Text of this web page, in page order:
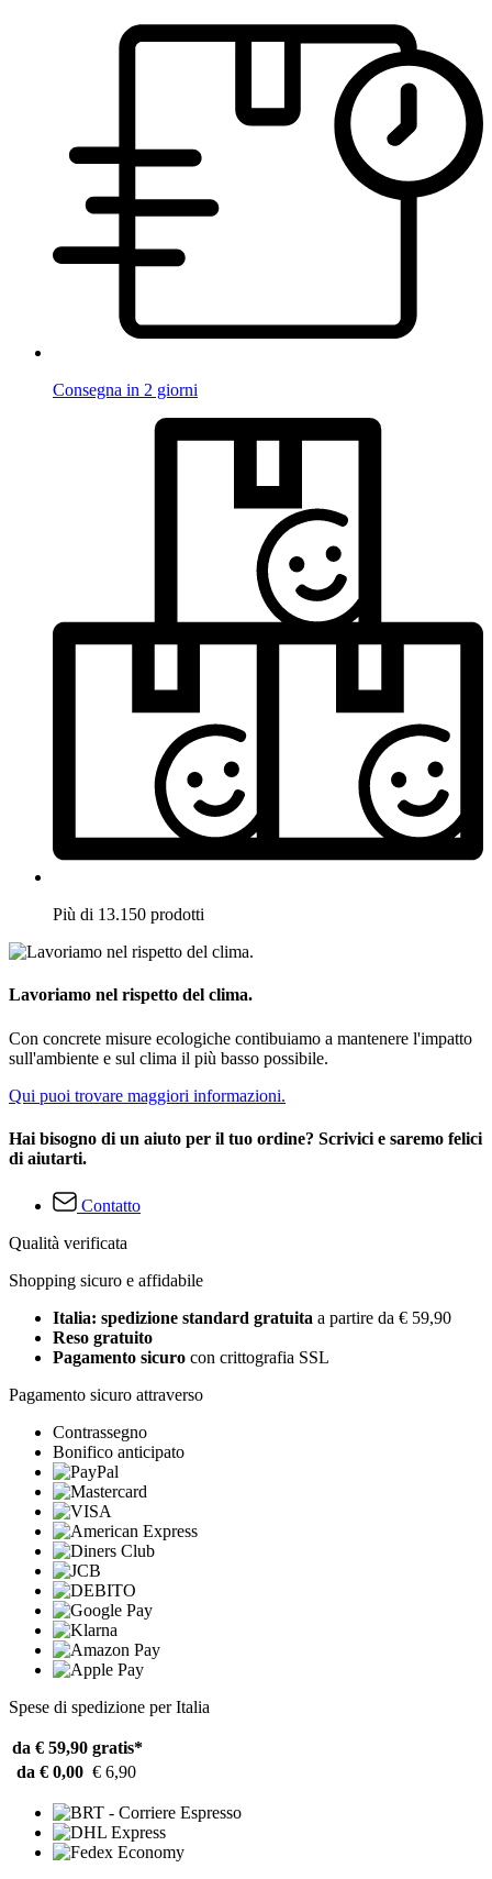
Consegna in 2 giorni
Più di 13.150 prodotti
Lavoriamo nel rispetto del clima.
Con concrete misure ecologiche contibuiamo a mantenere l'impatto
sull'ambiente e sul clima il più basso possibile.
Qui puoi trovare maggiori informazioni.
Hai bisogno di un aiuto per il tuo ordine? Scrivici e saremo felici
di aiutarti.
Contatto
Qualità verificata
Shopping sicuro e affidabile
Italia: spedizione standard gratuita a partire da € 59,90
Reso gratuito
Pagamento sicuro con crittografia SSL
Pagamento sicuro attraverso
Contrassegno
Bonifico anticipato
Spese di spedizione per Italia
da € 59,90 gratis*
da € 0,00 € 6,90